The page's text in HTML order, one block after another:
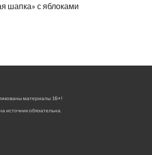
шапка» с яблоками
материалы 18+!
источник обязательна.